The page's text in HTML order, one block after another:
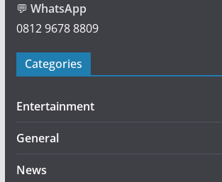
💬 WhatsApp
0812 9678 8809
Categories
Entertainment
General
News